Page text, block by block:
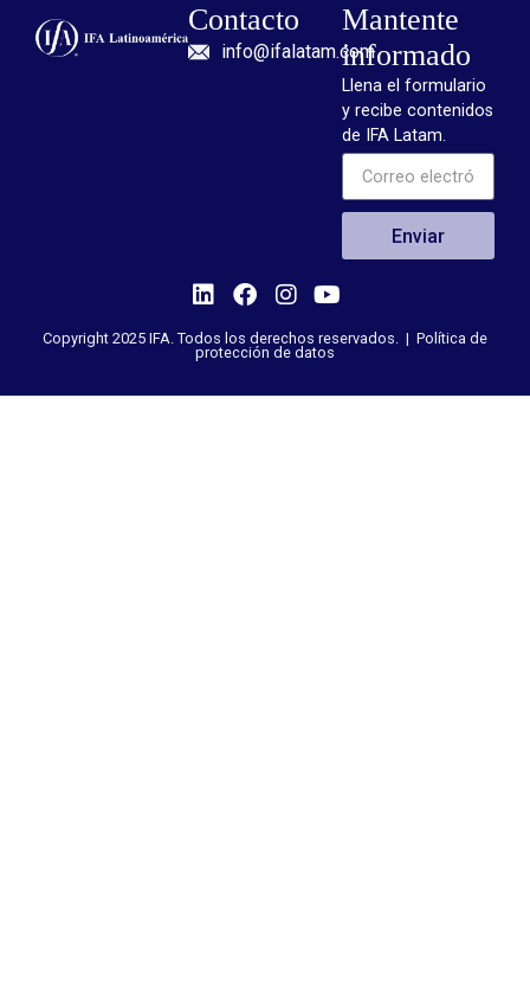
Contacto
info@ifalatam.com
Mantente
informado
Llena el formulario
y recibe contenidos
de IFA Latam.
Enviar
Copyright 2025 IFA. Todos los derechos reservados. | Política de
protección de datos